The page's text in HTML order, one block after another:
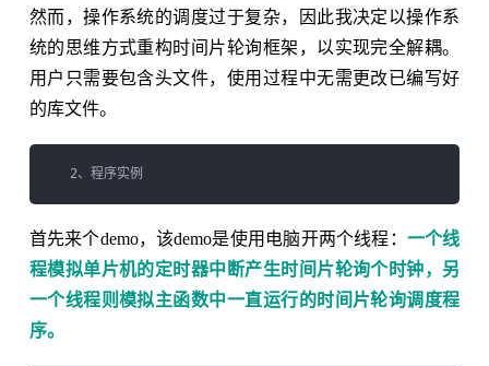
然而，操作系统的调度过于复杂，因此我决定以操作系
统的思维方式重构时间片轮询框架，以实现完全解耦。
用户只需要包含头文件，使用过程中无需更改已编写好
的库文件。
首先来个demo，该demo是使用电脑开两个线程： 一个线
程模拟单片机的定时器中断产生时间片轮询个时钟，另
一个线程则模拟主函数中一直运行的时间片轮询调度程
序。